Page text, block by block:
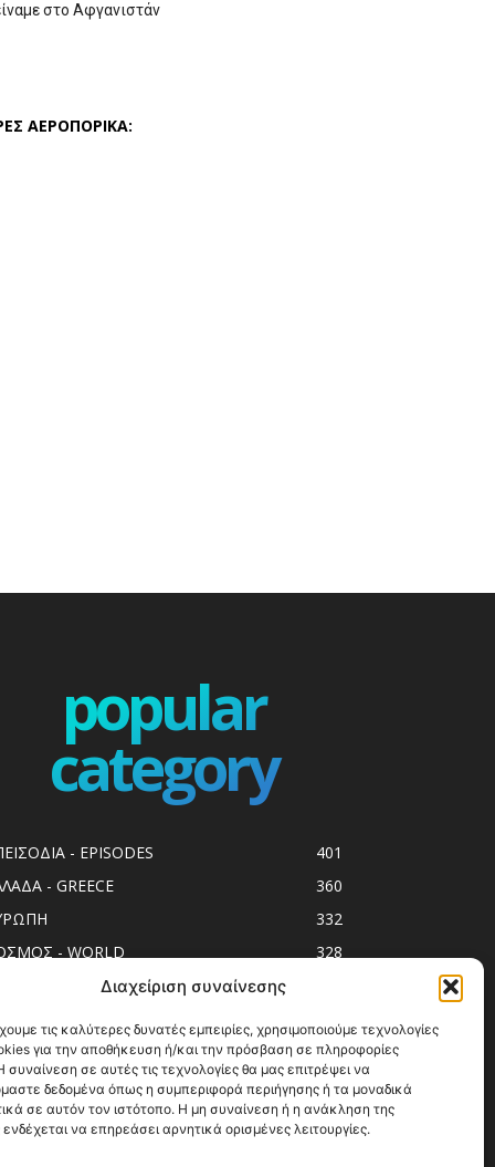
Διαχείριση συναίνεσης
τις καλύτερες δυνατές εμπειρίες, χρησιμοποιούμε τεχνολογίες
για την αποθήκευση ή/και την πρόσβαση σε πληροφορίες
σε αυτές τις τεχνολογίες θα μας επιτρέψει να
δεδομένα όπως η συμπεριφορά περιήγησης ή τα μοναδικά
σε αυτόν τον ιστότοπο. Η μη συναίνεση ή η ανάκληση της
να επηρεάσει αρνητικά ορισμένες λειτουργίες.
στο Αφγανιστάν
ΑΕΡΟΠΟΡΙΚΑ:
popular
category
- EPISODES
401
- GREECE
360
332
- WORLD
328
spots
293
Release
250
246
ΟΔΗΓΟΙ
215